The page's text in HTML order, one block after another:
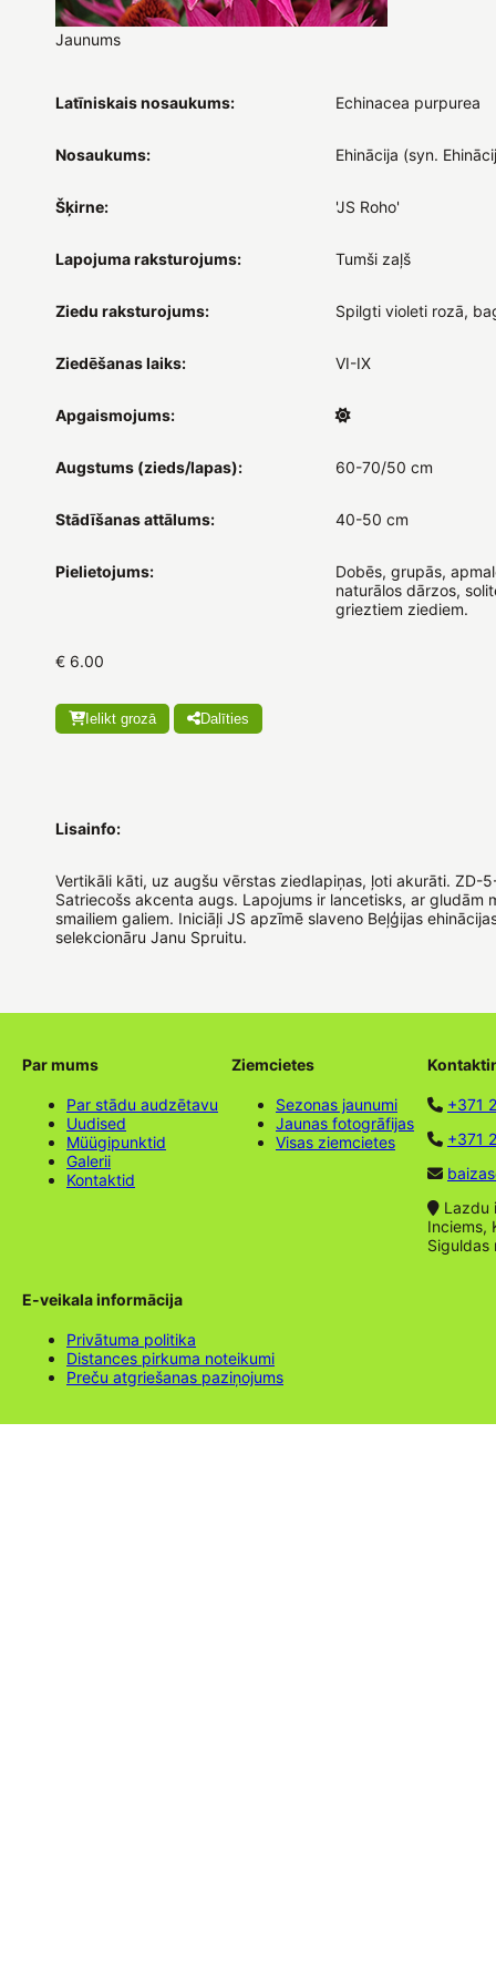
Jaunums
Latīniskais nosaukums: Echinacea purpurea
Nosaukums: Ehinācija (syn.
Šķirne: 'JS Roho'
Lapojuma raksturojums: Tumši zaļš
Ziedu raksturojums: Spilgti violeti rozā,
Ziedēšanas laiks: VI-IX
Apgaismojums:
Augstums (zieds/lapas): 60-70/50 cm
Stādīšanas attālums: 40-50 cm
Pielietojums:
Dobēs, grupās,
naturālos dārzos,
grieztiem ziediem.
€ 6.00
Ielikt grozā Dalīties
Lisainfo:
Vertikāli kāti, uz augšu vērstas ziedlapiņas, ļoti akurāti. ZD-
Satriecošs akcenta augs. Lapojums ir lancetisks, ar gludām
smailiem galiem. Iniciāļi JS apzīmē slaveno Beļģijas
selekcionāru Janu Spruitu.
Par mums
Par stādu audzētavu
Uudised
Müügipunktid
Galerii
Kontaktid
Ziemcietes
Sezonas jaunumi
Jaunas fotogrāfijas
Visas ziemcietes
+371
+371
Lazdu
Inciems,
Siguldas
E-veikala informācija
Privātuma politika
Distances pirkuma noteikumi
Preču atgriešanas paziņojums